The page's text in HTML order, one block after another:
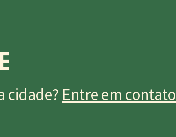
cidade? Entre em contato